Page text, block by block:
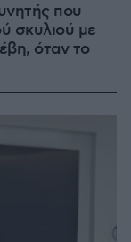
που
σκυλιού με
όταν το